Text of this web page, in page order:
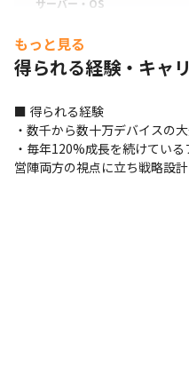
サーバー・OS
プロジェクト管理
もっと見る
得られる経験・キャ
■ 得られる経験
・数千から数十万デバイスの
・毎年120%成長を続けてい
営陣両方の視点に立ち戦略設